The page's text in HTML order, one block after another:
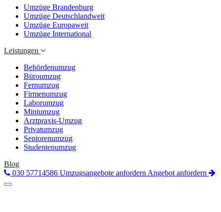
Umzüge Brandenburg
Umzüge Deutschlandweit
Umzüge Europaweit
Umzüge International
Leistungen
Behördenumzug
Büroumzug
Fernumzug
Firmenumzug
Laborumzug
Miniumzug
Arztpraxis-Umzug
Privatumzug
Seniorenumzug
Studentenumzug
Blog
030 57714586 Umzugsangebote anfordern Angebot anfordern